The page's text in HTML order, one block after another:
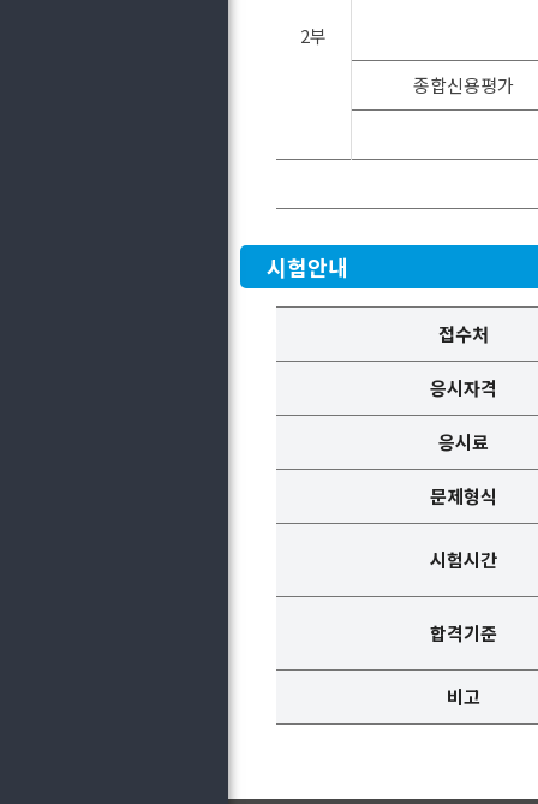
2부
종합신용평가
시험안내
접수처
응시자격
응시료
문제형식
시험시간
합격기준
비고